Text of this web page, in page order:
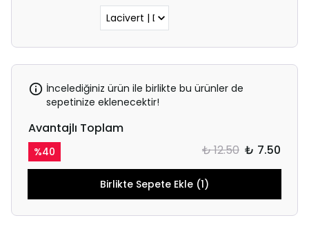
İncelediğiniz ürün ile birlikte bu ürünler de
sepetinize eklenecektir!
Avantajlı Toplam
%40 ₺ 12.50 ₺ 7.50
Birlikte Sepete Ekle (1)